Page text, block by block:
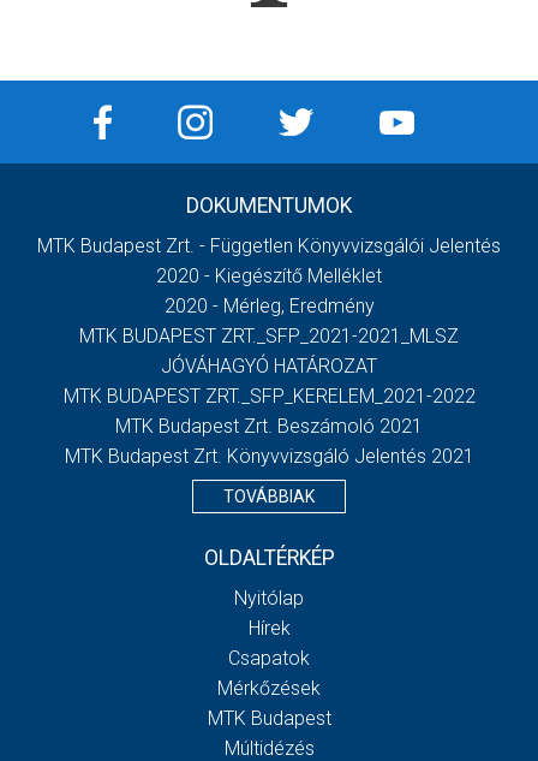
DOKUMENTUMOK
MTK Budapest Zrt. - Független Könyvvizsgálói Jelentés
2020 - Kiegészítő Melléklet
2020 - Mérleg, Eredmény
MTK BUDAPEST ZRT._SFP_2021-2021_MLSZ
JÓVÁHAGYÓ HATÁROZAT
MTK BUDAPEST ZRT._SFP_KERELEM_2021-2022
MTK Budapest Zrt. Beszámoló 2021
MTK Budapest Zrt. Könyvvizsgáló Jelentés 2021
TOVÁBBIAK
OLDALTÉRKÉP
Nyitólap
Hírek
Csapatok
Mérkőzések
MTK Budapest
Múltidézés